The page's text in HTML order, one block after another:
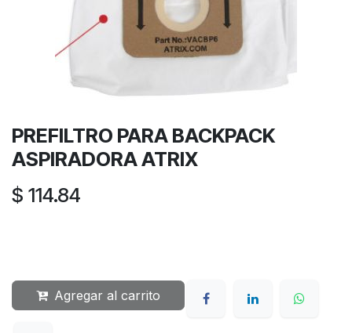
PREFILTRO PARA BACKPACK
ASPIRADORA ATRIX
$ 114.84
Agregar al carrito